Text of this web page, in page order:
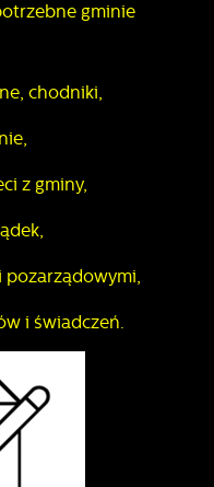
gminie
chodniki,
z gminy,
pozarządowymi,
i świadczeń.